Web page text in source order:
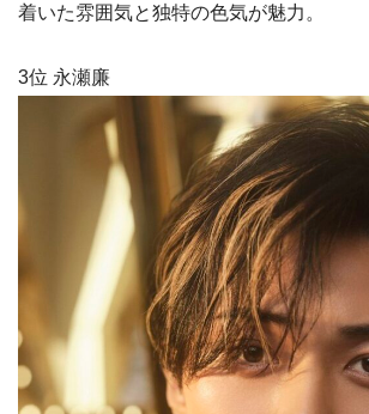
着いた雰囲気と独特の色気が魅力。
3位 永瀬廉